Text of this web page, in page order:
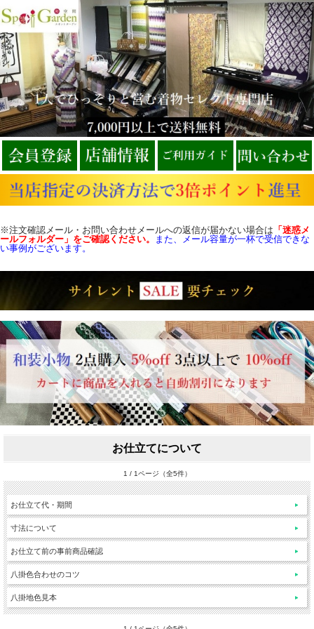
※注文確認メール・お問い合わせメールへの返信が届かない場合は 「迷惑メ
ールフォルダー」をご確認ください。
また、メール容量が一杯で受信できな
い事例がございます。
お仕立てについて
1 / 1ページ（全5件）
お仕立て代・期間
寸法について
お仕立て前の事前商品確認
八掛色合わせのコツ
八掛地色見本